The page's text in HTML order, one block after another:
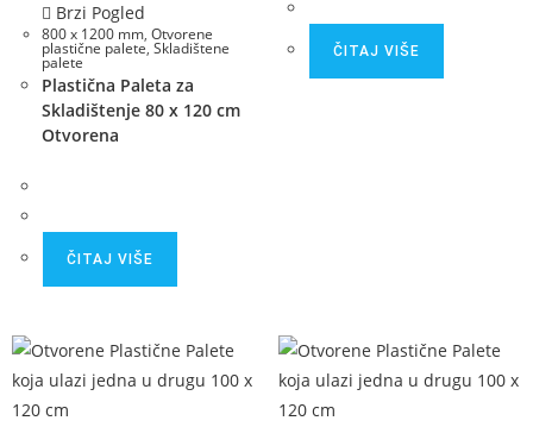
Brzi Pogled
800 x 1200 mm, Otvorene
plastične palete, Skladištene
palete
Plastična Paleta za
Skladištenje 80 x 120 cm
Otvorena
ČITAJ VIŠE
ČITAJ VIŠE